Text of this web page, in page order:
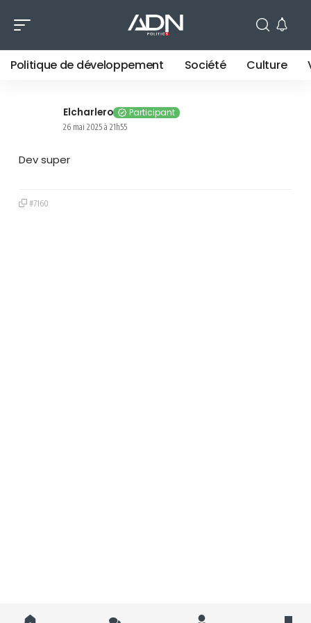
Politique de développement Société Culture
Elcharlero Participant
26 mai 2025 à 21h55
Dev super
#7160